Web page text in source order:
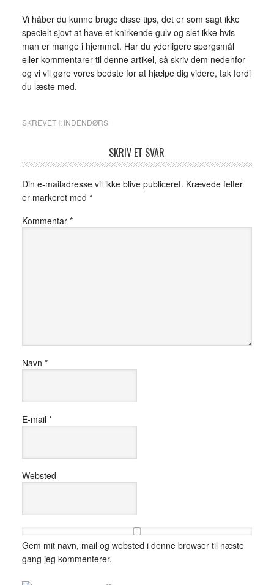
Vi håber du kunne bruge disse tips, det er som sagt ikke
specielt sjovt at have et knirkende gulv og slet ikke hvis
man er mange i hjemmet. Har du yderligere spørgsmål
eller kommentarer til denne artikel, så skriv dem nedenfor
og vi vil gøre vores bedste for at hjælpe dig videre, tak fordi
du læste med.
SKREVET I: INDENDØRS
SKRIV ET SVAR
Din e-mailadresse vil ikke blive publiceret. Krævede felter
er markeret med *
Kommentar *
Navn *
E-mail *
Websted
Gem mit navn, mail og websted i denne browser til næste
gang jeg kommenterer.